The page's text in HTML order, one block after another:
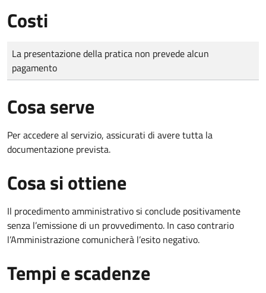
Costi
Tipo di pagamento
Importo
La presentazione della pratica non prevede alcun
pagamento
Cosa serve
Per accedere al servizio, assicurati di avere tutta la
documentazione prevista.
Cosa si ottiene
Il procedimento amministrativo si conclude positivamente
senza l’emissione di un provvedimento. In caso contrario
l’Amministrazione comunicherà l’esito negativo.
Tempi e scadenze